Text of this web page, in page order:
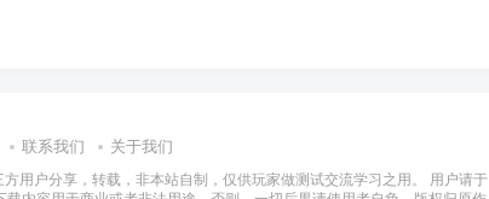
联系我们 关于我们
用户分享，转载，非本站自制，仅供玩家做测试交流学习之用。 用户请于